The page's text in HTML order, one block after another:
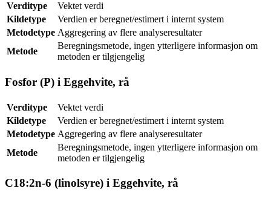
Verditype
Vektet verdi
Kildetype
Verdien er beregnet/estimert i internt system
Metodetype Aggregering av flere analyseresultater
Metode
Beregningsmetode, ingen ytterligere informasjon om
metoden er tilgjengelig
Fosfor (P) i Eggehvite, rå
Verditype
Vektet verdi
Kildetype
Verdien er beregnet/estimert i internt system
Metodetype Aggregering av flere analyseresultater
Metode
Beregningsmetode, ingen ytterligere informasjon om
metoden er tilgjengelig
C18:2n-6 (linolsyre) i Eggehvite, rå